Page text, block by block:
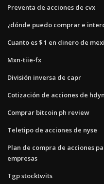
Preventa de acciones de cvx
¿dónde puedo comprar e
Cuanto es $ 1 en dinero de
Mxn-tiie-fx
División inversa de capr
Cotización de acciones de hdyn
Comprar bitcoin ph review
Teletipo de acciones de nyse
Plan de compra de acciones
empresas
Tgp stocktwits